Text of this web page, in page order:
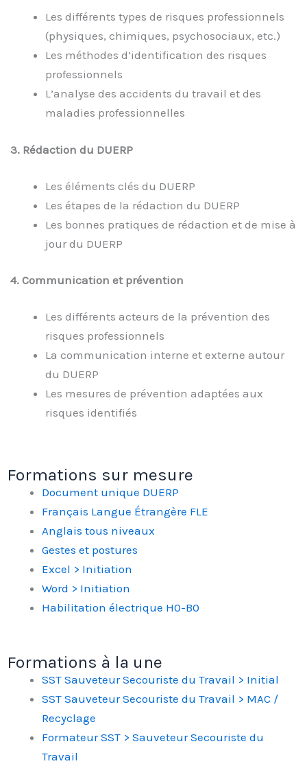
Les différents types de risques professionnels
(physiques, chimiques, psychosociaux, etc.)
Les méthodes d’identification des risques
professionnels
L’analyse des accidents du travail et des
maladies professionnelles
3. Rédaction du DUERP
Les éléments clés du DUERP
Les étapes de la rédaction du DUERP
Les bonnes pratiques de rédaction et de mise à
jour du DUERP
4. Communication et prévention
Les différents acteurs de la prévention des
risques professionnels
La communication interne et externe autour
du DUERP
Les mesures de prévention adaptées aux
risques identifiés
Formations sur mesure
Document unique DUERP
Français Langue Étrangère FLE
Anglais tous niveaux
Gestes et postures
Excel > Initiation
Word > Initiation
Habilitation électrique H0-B0
Formations à la une
SST Sauveteur Secouriste du Travail > Initial
SST Sauveteur Secouriste du Travail > MAC /
Recyclage
Formateur SST > Sauveteur Secouriste du
Travail